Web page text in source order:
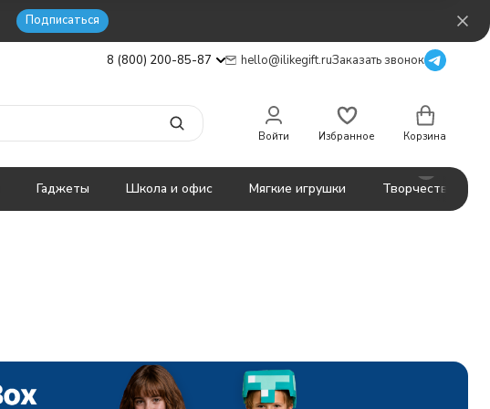
Подписаться
8 (800) 200-85-87 hello@ilikegift.ruЗаказать звонок
Войти Избранное Корзина
Гаджеты Школа и офис Мягкие игрушки Творчество